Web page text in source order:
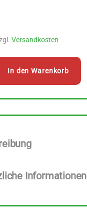
Versandkosten
In den Warenkorb
Informationen